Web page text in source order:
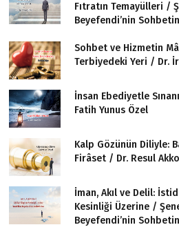
Fıtratın Temayülleri /
Beyefendi’nin
Sohbet ve Hizmetin
Terbiyedeki Yeri / Dr.
İnsan Ebediyetle
Fatih Yunus Özel
Kalp Gözünün Diliyle:
Firâset / Dr. Resul
İman, Akıl ve Delil:
Kesinliği Üzerine /
Beyefendi’nin